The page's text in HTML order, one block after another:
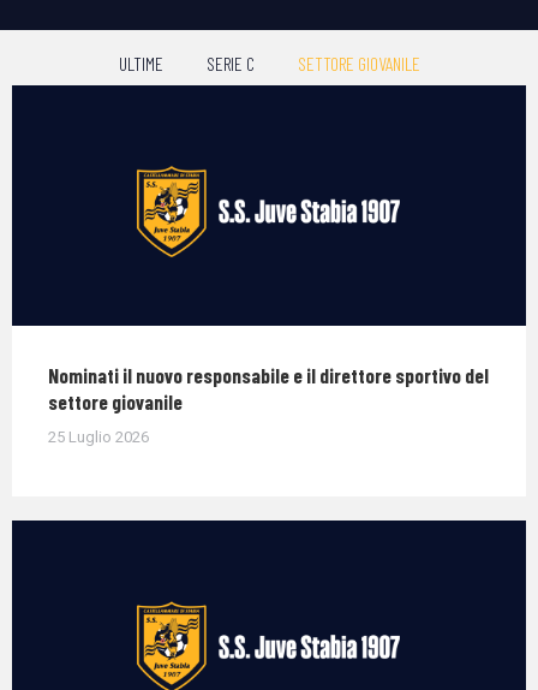
ULTIME SERIE C SETTORE GIOVANILE
Nominati il nuovo responsabile e il direttore sportivo del
settore giovanile
25 Luglio 2026